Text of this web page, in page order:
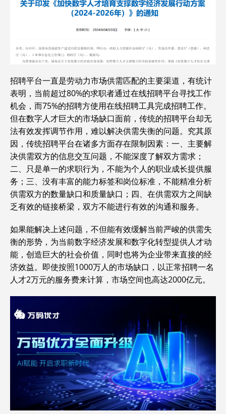
招聘平台一直是劳动力市场供需匹配的主要渠道，有统计
表明，当前超过80%的求职者通过在线招聘平台寻找工作
机会，而75%的招聘方使用在线招聘工具完成招聘工作。
但在数字人才巨大的市场缺口面前，传统的招聘平台却无
法有效发挥调节作用，难以解决供需失衡的问题。究其原
因，传统招聘平台在诸多方面存在限制因素：一、主要解
决供需双方的信息交互问题，不能深度了解双方需求；
二、只是单一的求职行为，不能为个人的职业成长提供服
务；三、没有丰富的能力标签和岗位标准，不能精准分析
供需双方的数量缺口和质量缺口；四、在供需双方之间缺
乏有效的链接桥梁，双方不能进行有效的沟通和服务。
如果能解决上述问题，不但能有效缓解当前严峻的供需失
衡的形势，为当前数字经济发展和数字化转型提供人才动
能，创造巨大的社会价值，同时也将为企业带来直接的经
济效益。即使按照1000万人的市场缺口，以正常招聘一名
人才2万元的服务费来计算，市场空间也高达2000亿元。